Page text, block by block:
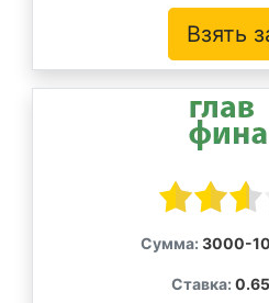
Взять
Сумма: 3000-
Ставка: